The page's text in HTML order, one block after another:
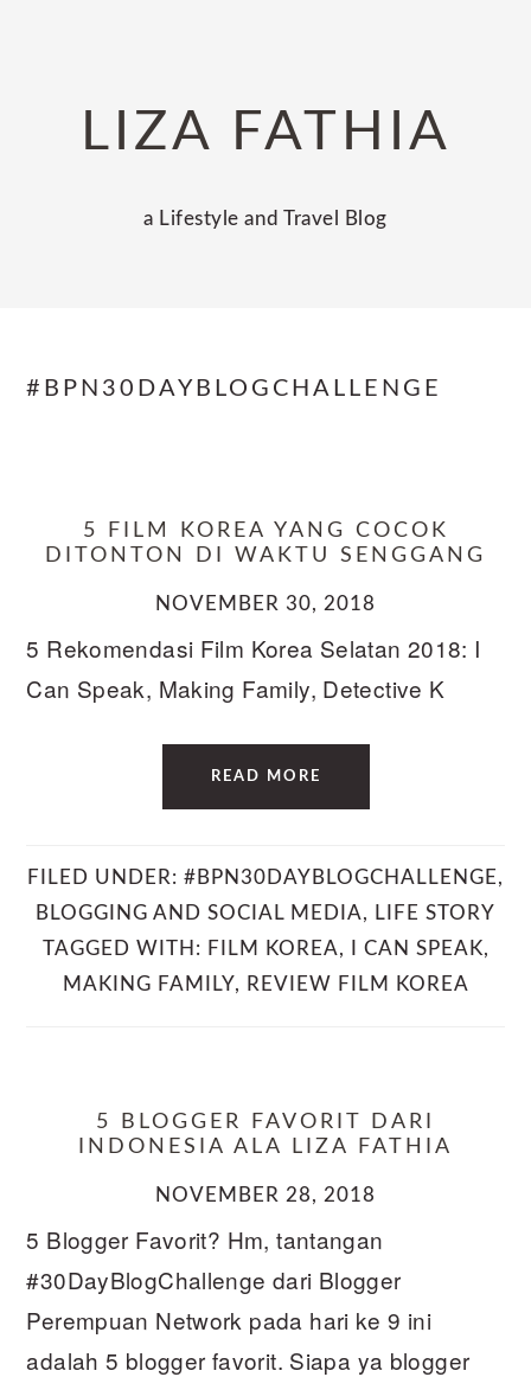
navigationLIZA FATHIA
a Lifestyle and Travel Blog
#BPN30DAYBLOGCHALLENGE
5 FILM KOREA YANG COCOK
DITONTON DI WAKTU SENGGANG
NOVEMBER 30, 2018
5 Rekomendasi Film Korea Selatan 2018: I
Can Speak, Making Family, Detective K
READ MORE
FILED UNDER: #BPN30DAYBLOGCHALLENGE,
BLOGGING AND SOCIAL MEDIA, LIFE STORY
TAGGED WITH: FILM KOREA, I CAN SPEAK,
MAKING FAMILY, REVIEW FILM KOREA
5 BLOGGER FAVORIT DARI
INDONESIA ALA LIZA FATHIA
NOVEMBER 28, 2018
5 Blogger Favorit? Hm, tantangan
#30DayBlogChallenge dari Blogger
Perempuan Network pada hari ke 9 ini
adalah 5 blogger favorit. Siapa ya blogger